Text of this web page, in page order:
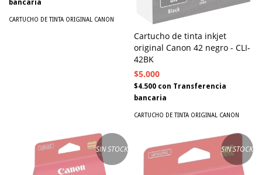
bancaria
CARTUCHO DE TINTA ORIGINAL CANON
Cartucho de tinta inkjet
original Canon 42 negro - CLI-
42BK
$5.000
$4.500 con Transferencia
bancaria
CARTUCHO DE TINTA ORIGINAL CANON
SIN STOCK SIN STOCK